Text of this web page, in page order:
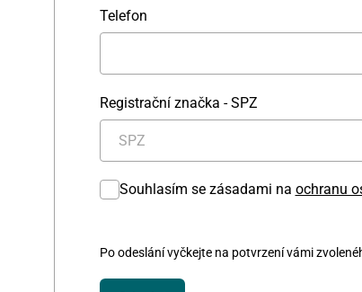
Telefon
Registrační značka - SPZ
Souhlasím se zásadami na ochranu
Po odeslání vyčkejte na potvrzení vámi